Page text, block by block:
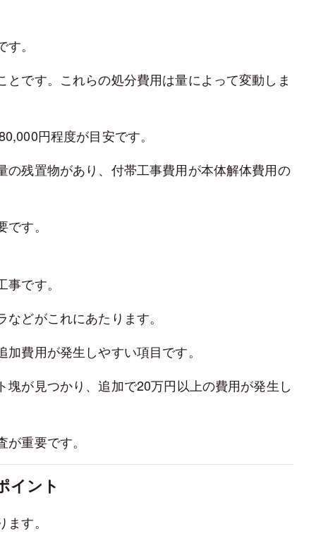
。
です。これらの処分費用は量によって変動しま
円程度が目安です。
残置物があり、付帯工事費用が本体解体費用の
す。
です。
どがこれにあたります。
費用が発生しやすい項目です。
が見つかり、追加で20万円以上の費用が発生し
重要です。
イント
す。